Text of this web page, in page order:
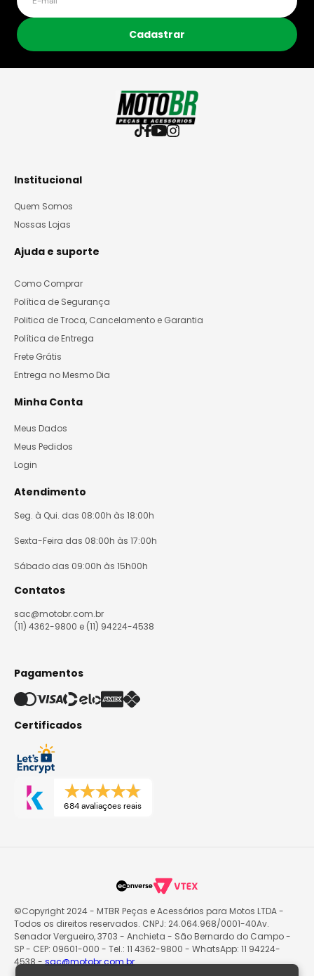
Cadastrar
Institucional
Quem Somos
Nossas Lojas
Ajuda e suporte
Como Comprar
Política de Segurança
Politica de Troca, Cancelamento e Garantia
Política de Entrega
Frete Grátis
Entrega no Mesmo Dia
Minha Conta
Meus Dados
Meus Pedidos
Login
Atendimento
Seg. à Qui. das 08:00h às 18:00h
Sexta-Feira das 08:00h às 17:00h
Sábado das 09:00h às 15h00h
Contatos
sac@motobr.com.br
(11) 4362-9800 e (11) 94224-4538
Pagamentos
Certificados
684 avaliações reais
©Copyright 2024 - MTBR Peças e Acessórios para Motos LTDA -
Todos os direitos reservados. CNPJ: 24.064.968/0001-40Av.
Senador Vergueiro, 3703 - Anchieta - São Bernardo do Campo -
SP - CEP: 09601-000 - Tel.: 11 4362-9800 - WhatsApp: 11 94224-
4538 -sac@motobr.com.br